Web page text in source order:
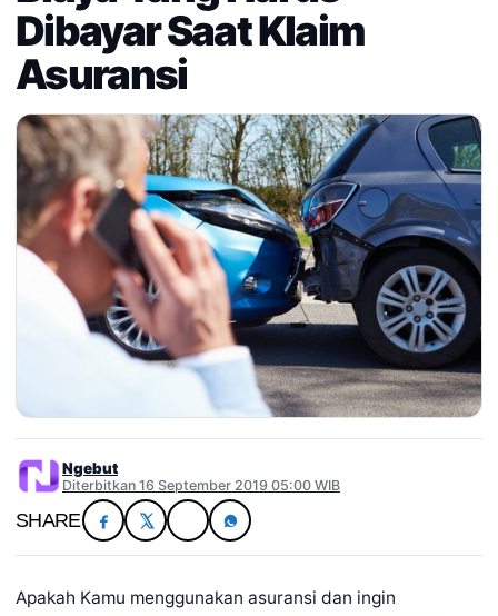
Dibayar Saat Klaim
Asuransi
Ngebut
Diterbitkan 16 September 2019 05:00 WIB
SHARE
Apakah Kamu menggunakan asuransi dan ingin